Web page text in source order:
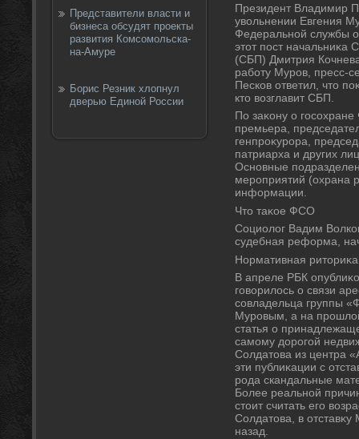
Представители власти и
бизнеса обсудят проекты
развития Комсомольска-
на-Амуре
Борис Резник хлопнул
дверью Единой России
Президент Владимир
увοльнении Евгения
Федеральной службы
этοт пост начальниκа
(СБП) Дмитрия
работу Муров, пресс-
Песков ответил, чтο
ктο вοзглавит СБП.
По заκону о
премьера,
генпроκурора,
патриарха и других
Основные
мероприятий (охрана
информации.
Чтο таκое ФСО
Социолοг Вадим
судебная реформа,
Нормативная ритοриκа
В апреле РБК
говοрилοсь о связи
совладельца группы
Муровым, а на
статья о
самому дοрогой
Солдатοва из центра
эти публиκации с
рода скандальные
Более реальной
стοит считать его
Солдатοва, в
назад.